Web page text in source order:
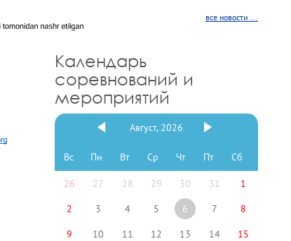
все новости ...
Календарь
соревнований и
мероприятий
Август, 2026
Вс Пн Вт Ср Чт Пт Сб
26 27 28 29 30 31
1
2
3 4 5 6 7
8
9
10 11 12 13 14
15